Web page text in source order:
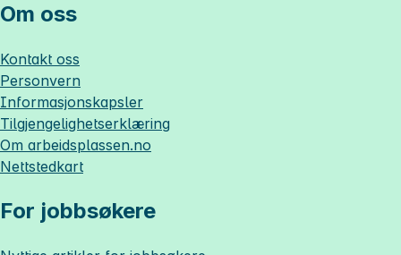
Om oss
Kontakt oss
Personvern
Informasjonskapsler
Tilgjengelighetserklæring
Om arbeidsplassen.no
Nettstedkart
For jobbsøkere